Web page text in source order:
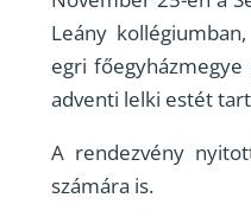
Leány
egri
adventi lelki estét
A rendezvény
számára is.